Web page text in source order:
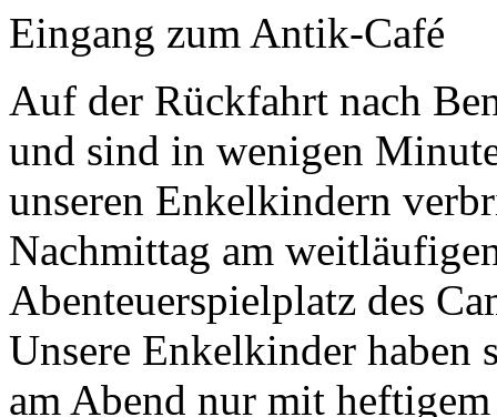
Eingang zum Antik-Café
Auf der Rückfahrt nach
und sind in wenigen
unseren Enkelkindern
Nachmittag am
Abenteuerspielplatz des
Unsere Enkelkinder haben
am Abend nur mit